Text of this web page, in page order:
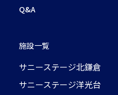
Q&A
施設一覧
サニーステージ北鎌倉
サニーステージ洋光台